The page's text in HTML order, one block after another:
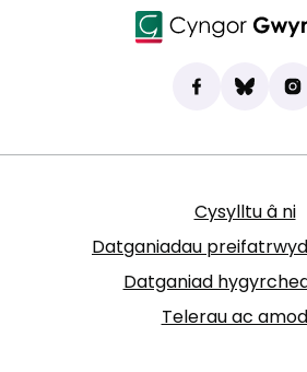
Dod o hyd i ni
(yn agorBluesky
(yn
Cysylltu â ni
Datganiadau
Datganiad
Telerau ac